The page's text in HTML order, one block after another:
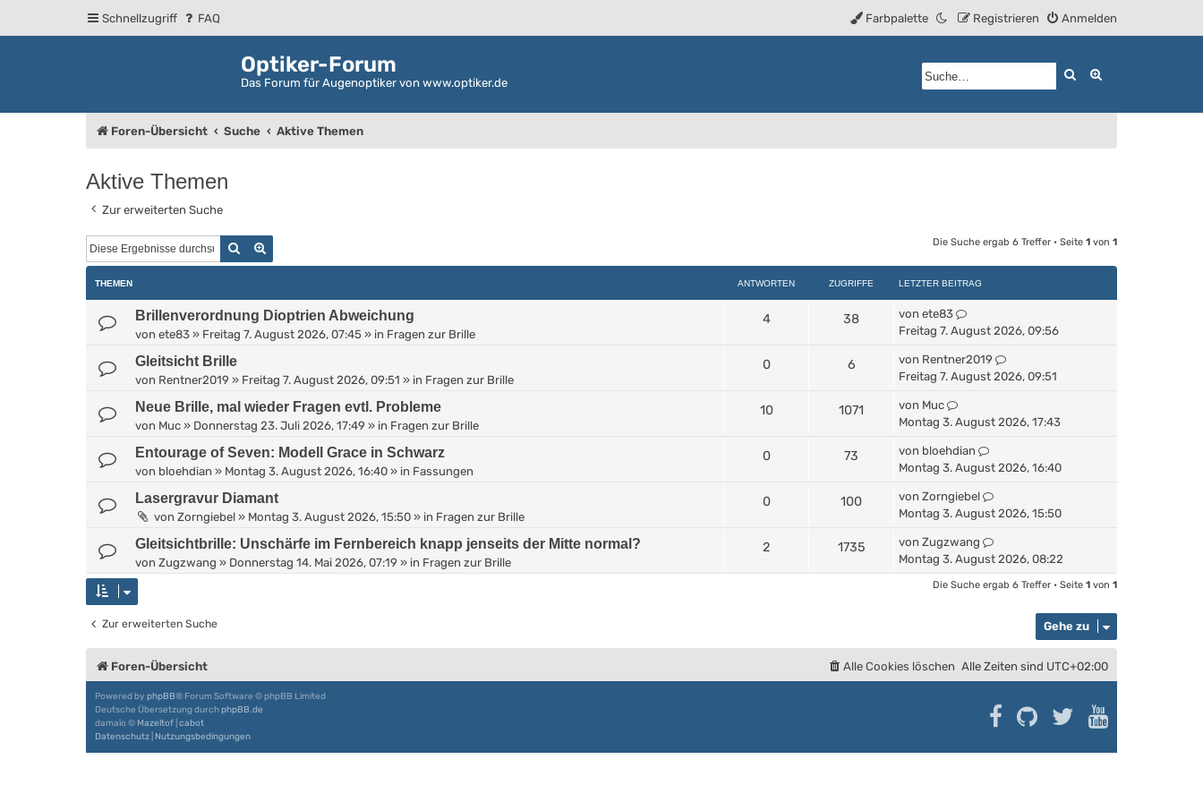
Schnellzugriff FAQ Anmelden
Registrieren
Farbpalette
Optiker-Forum
Das Forum für Augenoptiker von www.optiker.de
Suche
Foren-Übersicht Suche Aktive Themen
Aktive Themen
Zur erweiterten Suche
Suche Die Suche ergab 6 Treffer • Seite 1 von 1
THEMEN ANTWORTEN ZUGRIFFE LETZTER BEITRAG
Brillenverordnung Dioptrien Abweichung
von ete83 » Freitag 7. August 2026, 07:45 » in Fragen zur Brille
4 38 von ete83
Freitag 7. August 2026, 09:56
Gleitsicht Brille
von Rentner2019 » Freitag 7. August 2026, 09:51 » in Fragen zur Brille
0 6 von Rentner2019
Freitag 7. August 2026, 09:51
Neue Brille, mal wieder Fragen evtl. Probleme
von Muc » Donnerstag 23. Juli 2026, 17:49 » in Fragen zur Brille
10 1071 von Muc
Montag 3. August 2026, 17:43
Entourage of Seven: Modell Grace in Schwarz
von bloehdian » Montag 3. August 2026, 16:40 » in Fassungen
0 73 von bloehdian
Montag 3. August 2026, 16:40
Lasergravur Diamant
von Zorngiebel » Montag 3. August 2026, 15:50 » in Fragen zur Brille
0 100 von Zorngiebel
Montag 3. August 2026, 15:50
Gleitsichtbrille: Unschärfe im Fernbereich knapp jenseits der Mitte normal?
von Zugzwang » Donnerstag 14. Mai 2026, 07:19 » in Fragen zur Brille
2 1735 von Zugzwang
Montag 3. August 2026, 08:22
Die Suche ergab 6 Treffer • Seite 1 von 1
Zur erweiterten Suche Gehe zu
Foren-Übersicht Alle Zeiten sind UTC+02:00
Alle Cookies löschen
Powered by phpBB® Forum Software © phpBB Limited
Deutsche Übersetzung durchphpBB.de
damaïo © Mazeltof cabot
Datenschutz Nutzungsbedingungen